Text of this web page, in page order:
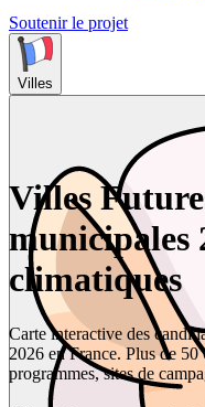
Soutenir le projet
Villes
Villes
municipales
climatiques
Carte interactive des
2026 en France. Plus de
programmes, sites de